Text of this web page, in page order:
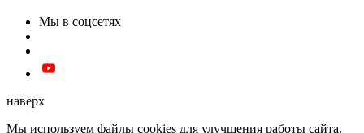
Мы в соцсетях
наверх
Мы используем файлы cookies для улучшения работы сайта.